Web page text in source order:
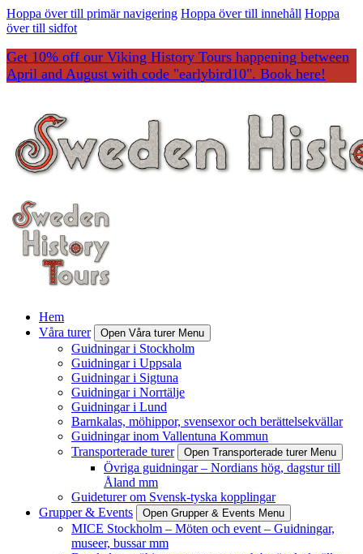
Hoppa över till primär navigering Hoppa över till innehåll Hoppa
över till sidfot
Get 10% off our Viking History Tours happening between
April and August with code "earlybird10". Book here!
Hem
Våra turer
Open Våra turer Menu
Guidningar i Stockholm
Guidningar i Uppsala
Guidningar i Sigtuna
Guidningar i Norrtälje
Guidningar i Lund
Barnkalas, möhippor, svensexor och berättelsekvällar
Guidningar inom Vallentuna Kommun
Transporterade turer
Open Transporterade turer Menu
Övriga guidningar – Nordians hög, dagstur till
Åland mm
Guideturer om Svensk-tyska kopplingar
Grupper & Events
Open Grupper & Events Menu
MICE Stockholm – Möten och event – Guidningar,
museer, bussar mm